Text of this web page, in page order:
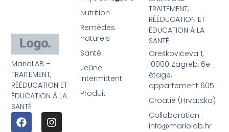
MarioLAB –
TRAITEMENT,
RÉÉDUCATION ET
ÉDUCATION À LA
SANTÉ
Nutrition
Remèdes
naturels
Santé
Jeûne
intermittent
Produit
TRAITEMENT,
RÉÉDUCATION ET
ÉDUCATION À LA
SANTÉ
Oreškovićeva 1,
10000 Zagreb, 6e
étage,
appartement 605
Croatie (Hrvatska)
Collaboration :
info@mariolab.hr